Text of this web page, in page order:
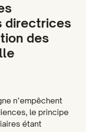
directrices
des
n’empêchent
le principe
étant